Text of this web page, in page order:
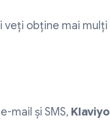
veți obține mai mulți
mail și SMS, Klaviyo